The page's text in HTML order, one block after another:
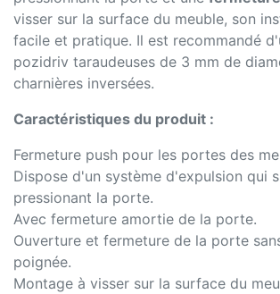
visser sur la surface du meuble, son
facile et pratique. Il est recommandé
pozidriv taraudeuses de 3 mm de
charnières inversées.
Caractéristiques du produit :
Fermeture push pour les portes des
Dispose d'un système d'expulsion qui
pressionant la porte.
Avec fermeture amortie de la porte.
Ouverture et fermeture de la porte
poignée.
Montage à visser sur la surface du